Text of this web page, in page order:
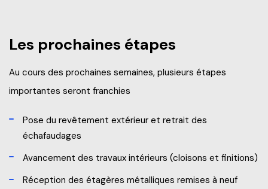
Les prochaines étapes
Au cours des prochaines semaines, plusieurs étapes
importantes seront franchies
Pose du revêtement extérieur et retrait des
échafaudages
Avancement des travaux intérieurs (cloisons et finitions)
Réception des étagères métalliques remises à neuf